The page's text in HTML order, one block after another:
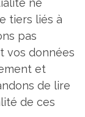
tiers liés à
pas
vos données
et
de lire
de ces